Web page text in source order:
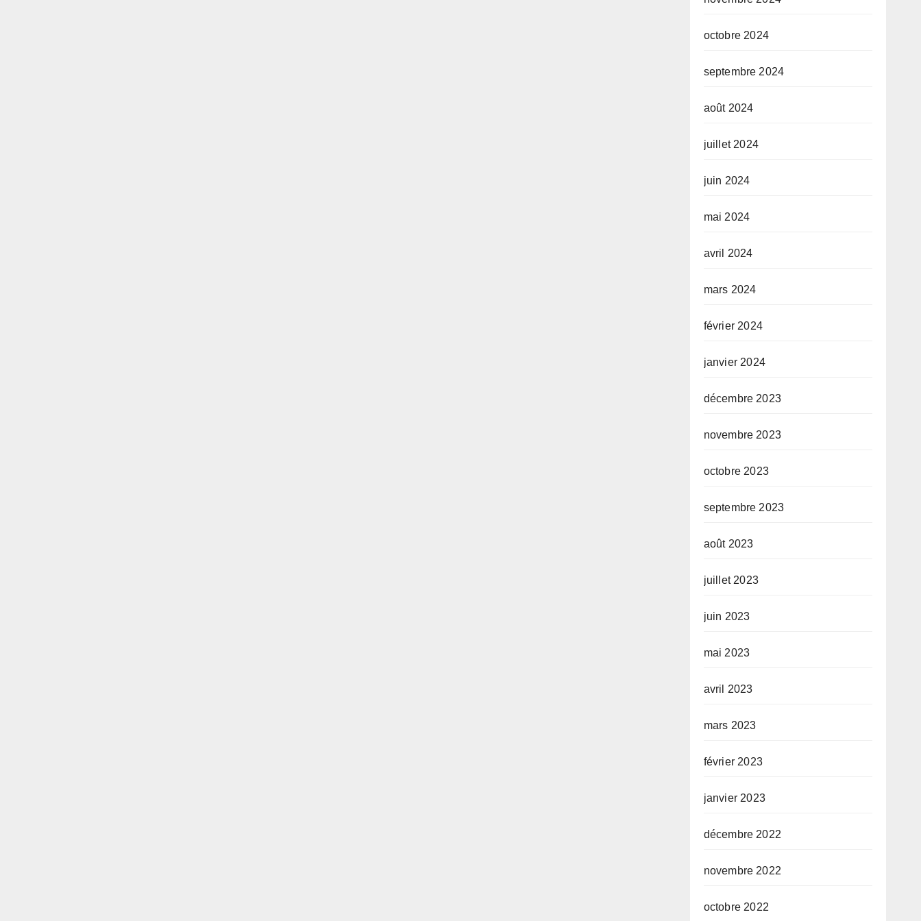
octobre 2024
septembre 2024
août 2024
juillet 2024
juin 2024
mai 2024
avril 2024
mars 2024
février 2024
janvier 2024
décembre 2023
novembre 2023
octobre 2023
septembre 2023
août 2023
juillet 2023
juin 2023
mai 2023
avril 2023
mars 2023
février 2023
janvier 2023
décembre 2022
novembre 2022
octobre 2022